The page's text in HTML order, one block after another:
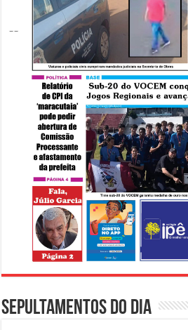
Sepultamentos do dia